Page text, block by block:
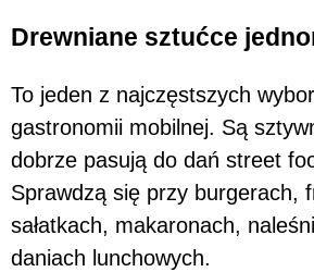
Drewniane sztućce
To jeden z najczęstszych
gastronomii mobilnej. Są
dobrze pasują do dań street
Sprawdzą się przy burgerach,
sałatkach, makaronach,
daniach lunchowych.